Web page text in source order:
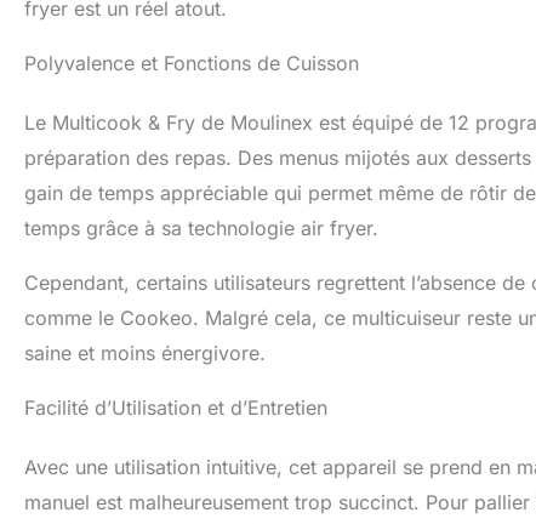
fryer est un réel atout.
Polyvalence et Fonctions de Cuisson
Le Multicook & Fry de Moulinex est équipé de 12
préparation des repas. Des menus mijotés aux
gain de temps appréciable qui permet même de rôtir
temps grâce à sa technologie air fryer.
Cependant, certains utilisateurs regrettent l’absence
comme le Cookeo. Malgré cela, ce multicuiseur reste
saine et moins énergivore.
Facilité d’Utilisation et d’Entretien
Avec une utilisation intuitive, cet appareil se prend en
manuel est malheureusement trop succinct. Pour